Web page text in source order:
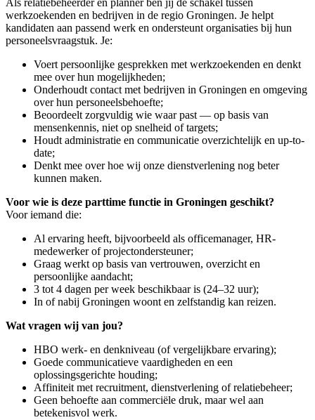
Als relatiebeheerder en planner ben jij dé schakel tussen
werkzoekenden en bedrijven in de regio Groningen. Je helpt
kandidaten aan passend werk en ondersteunt organisaties bij hun
personeelsvraagstuk. Je:
Voert persoonlijke gesprekken met werkzoekenden en denkt
mee over hun mogelijkheden;
Onderhoudt contact met bedrijven in Groningen en omgeving
over hun personeelsbehoefte;
Beoordeelt zorgvuldig wie waar past — op basis van
mensenkennis, niet op snelheid of targets;
Houdt administratie en communicatie overzichtelijk en up-to-
date;
Denkt mee over hoe wij onze dienstverlening nog beter
kunnen maken.
Voor wie is deze parttime functie in Groningen geschikt?
Voor iemand die:
Al ervaring heeft, bijvoorbeeld als officemanager, HR-
medewerker of projectondersteuner;
Graag werkt op basis van vertrouwen, overzicht en
persoonlijke aandacht;
3 tot 4 dagen per week beschikbaar is (24–32 uur);
In of nabij Groningen woont en zelfstandig kan reizen.
Wat vragen wij van jou?
HBO werk- en denkniveau (of vergelijkbare ervaring);
Goede communicatieve vaardigheden en een
oplossingsgerichte houding;
Affiniteit met recruitment, dienstverlening of relatiebeheer;
Geen behoefte aan commerciële druk, maar wel aan
betekenisvol werk.